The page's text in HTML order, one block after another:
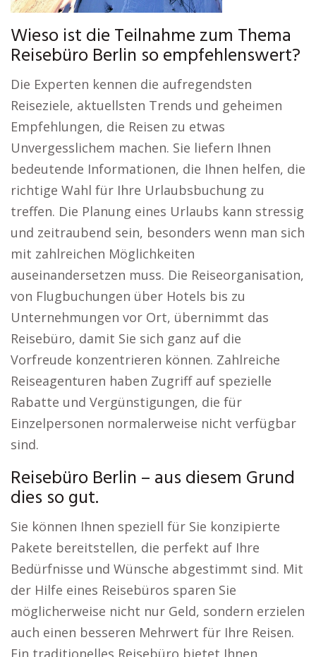
Wieso ist die Teilnahme zum Thema
Reisebüro Berlin so empfehlenswert?
Die Experten kennen die aufregendsten
Reiseziele, aktuellsten Trends und geheimen
Empfehlungen, die Reisen zu etwas
Unvergesslichem machen. Sie liefern Ihnen
bedeutende Informationen, die Ihnen helfen, die
richtige Wahl für Ihre Urlaubsbuchung zu
treffen. Die Planung eines Urlaubs kann stressig
und zeitraubend sein, besonders wenn man sich
mit zahlreichen Möglichkeiten
auseinandersetzen muss. Die Reiseorganisation,
von Flugbuchungen über Hotels bis zu
Unternehmungen vor Ort, übernimmt das
Reisebüro, damit Sie sich ganz auf die
Vorfreude konzentrieren können. Zahlreiche
Reiseagenturen haben Zugriff auf spezielle
Rabatte und Vergünstigungen, die für
Einzelpersonen normalerweise nicht verfügbar
sind.
Reisebüro Berlin – aus diesem Grund
dies so gut.
Sie können Ihnen speziell für Sie konzipierte
Pakete bereitstellen, die perfekt auf Ihre
Bedürfnisse und Wünsche abgestimmt sind. Mit
der Hilfe eines Reisebüros sparen Sie
möglicherweise nicht nur Geld, sondern erzielen
auch einen besseren Mehrwert für Ihre Reisen.
Ein traditionelles Reisebüro bietet Ihnen